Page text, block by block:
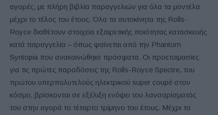
αγορές, με πλήρη βιβλία παραγγελιών για όλα τα μοντέλα
μέχρι το τέλος του έτους. Όλα τα αυτοκίνητα της Rolls-
Royce διαθέτουν στοιχεία εξαιρετικής ποιότητας κατασκευής
κατά παραγγελία – όπως φαίνεται από την Phantom
Syntopia που ανακοινώθηκε πρόσφατα. Οι προετοιμασίες
για τις πρώτες παραδόσεις της Rolls-Royce Spectre, του
πρώτου υπερπολυτελούς ηλεκτρικού super coupé στον
κόσμο, βρίσκονται σε εξέλιξη ενόψει του λανσαρίσματός
του στην αγορά το τέταρτο τρίμηνο του έτους. Μέχρι το